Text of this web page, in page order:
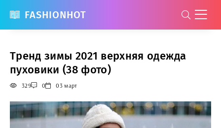
FASHIONHOT
Тренд зимы 2021 верхняя одежда
пуховики (38 фото)
329 0 03 март